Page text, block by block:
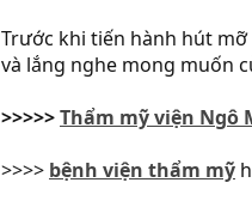
Trước khi tiến hành hút
và lắng nghe mong muốn
>>>>>Thẩm mỹ viện Ngô
>>>> bệnh viện thẩm mỹ